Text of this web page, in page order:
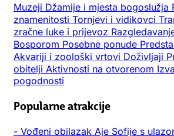
Muzeji Džamije i mjesta bogoslužja
znamenitosti Tornjevi i vidikovci
zračne luke i prijevoz
Bosporom Posebne ponude
Akvariji i zoološki vrtovi Doživljaji
obitelji Aktivnosti na otvorenom
pogodnosti
Popularne atrakcije
- Vođeni obilazak Aje Sofije s